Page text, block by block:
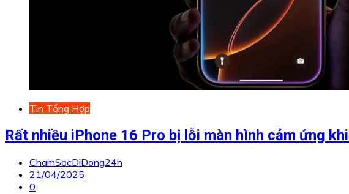
Tin Tổng Hợp
Rất nhiều iPhone 16 Pro bị lỗi màn hình cảm ứng
ChamSocDiDong24h
21/04/2025
0